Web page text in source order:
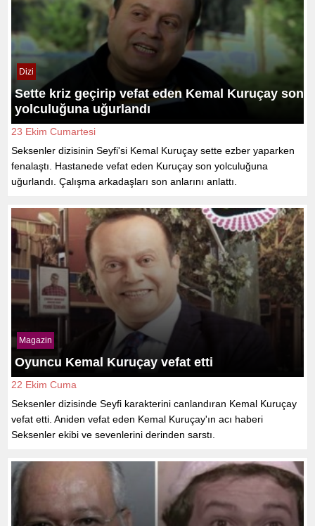
Dizi
Sette kriz geçirip vefat eden Kemal Kuruçay son
yolculuğuna uğurlandı
23 Ekim Cumartesi
Seksenler dizisinin Seyfi'si Kemal Kuruçay sette ezber yaparken
fenalaştı. Hastanede vefat eden Kuruçay son yolculuğuna
uğurlandı. Çalışma arkadaşları son anlarını anlattı.
Magazin
Oyuncu Kemal Kuruçay vefat etti
22 Ekim Cuma
Seksenler dizisinde Seyfi karakterini canlandıran Kemal Kuruçay
vefat etti. Aniden vefat eden Kemal Kuruçay'ın acı haberi
Seksenler ekibi ve sevenlerini derinden sarstı.